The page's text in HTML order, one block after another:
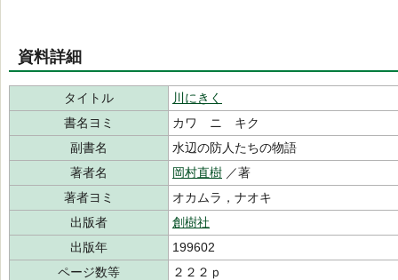
資料詳細
タイトル
川にきく
書名ヨミ
カワ ニ キク
副書名
水辺の防人たちの物語
著者名
岡村直樹 ／著
著者ヨミ
オカムラ，ナオキ
出版者
創樹社
出版年
199602
ページ数等
２２２ｐ